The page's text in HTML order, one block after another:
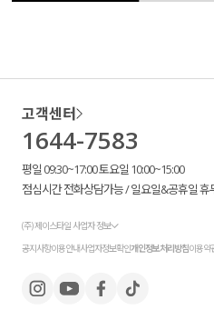
고객센터
1644-7583
평일 09:30~17:00 토요일 10:00~15:00
점심시간 전화상담가능 / 일요일&공휴일 휴
(주) 제이스타일 사업자 정보
공지사항이용안내사업자정보확인개인정보처리방침이용약